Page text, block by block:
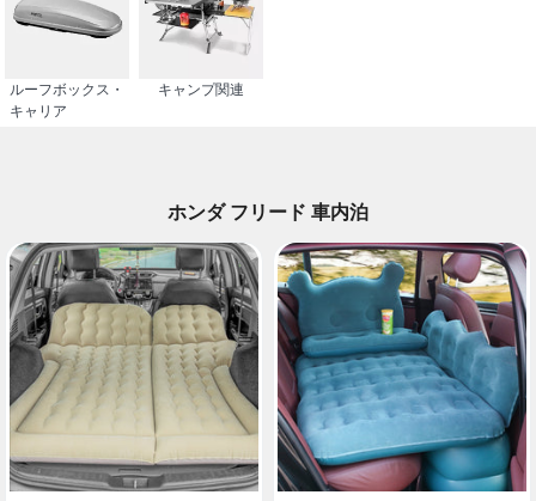
ルーフボックス・
キャリア
キャンプ関連
ホンダ フリード 車内泊